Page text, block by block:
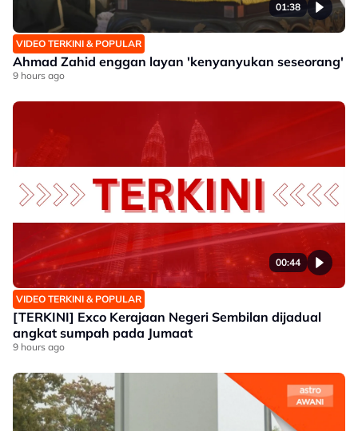
01:38
VIDEO TERKINI & POPULAR
Ahmad Zahid enggan layan 'kenyanyukan seseorang'
9 hours ago
00:44
VIDEO TERKINI & POPULAR
[TERKINI] Exco Kerajaan Negeri Sembilan dijadual
angkat sumpah pada Jumaat
9 hours ago